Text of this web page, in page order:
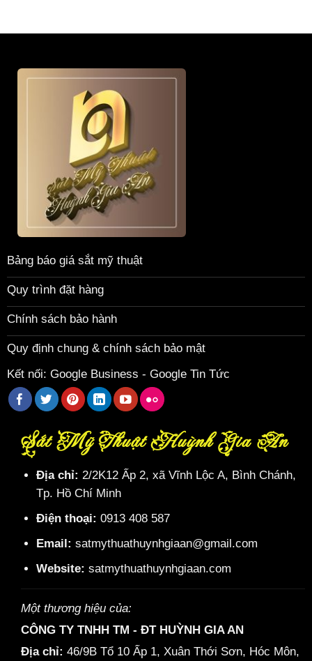
Bảng báo giá sắt mỹ thuật
Quy trình đặt hàng
Chính sách bảo hành
Quy định chung & chính sách bảo mật
Kết nối: Google Business - Google Tin Tức
Sắt Mỹ Thuật Huỳnh Gia An
Địa chỉ: 2/2K12 Ấp 2, xã Vĩnh Lộc A, Bình Chánh,
Tp. Hồ Chí Minh
Điện thoại: 0913 408 587
Email: satmythuathuynhgiaan@gmail.com
Website: satmythuathuynhgiaan.com
Một thương hiệu của:
CÔNG TY TNHH TM - ĐT HUỲNH GIA AN
Địa chỉ: 46/9B Tổ 10 Ấp 1, Xuân Thới Sơn, Hóc Môn,